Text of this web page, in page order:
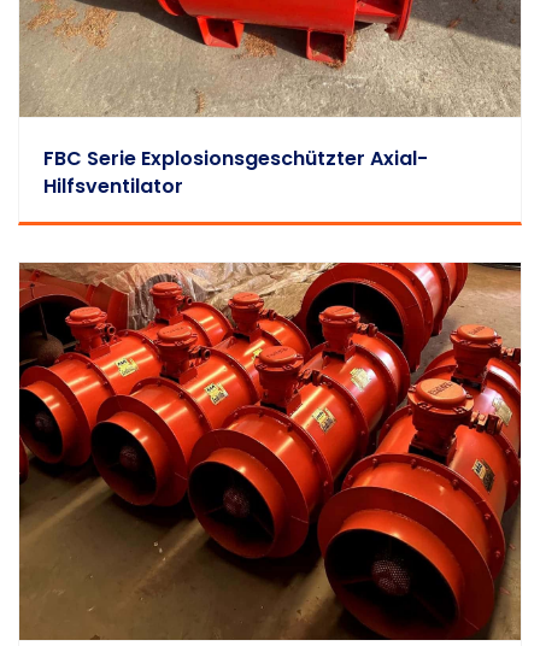
FBC Serie Explosionsgeschützter Axial-
Hilfsventilator